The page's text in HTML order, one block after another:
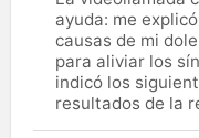
ayuda: me
causas de mi
para aliviar los
indicó los
resultados de la